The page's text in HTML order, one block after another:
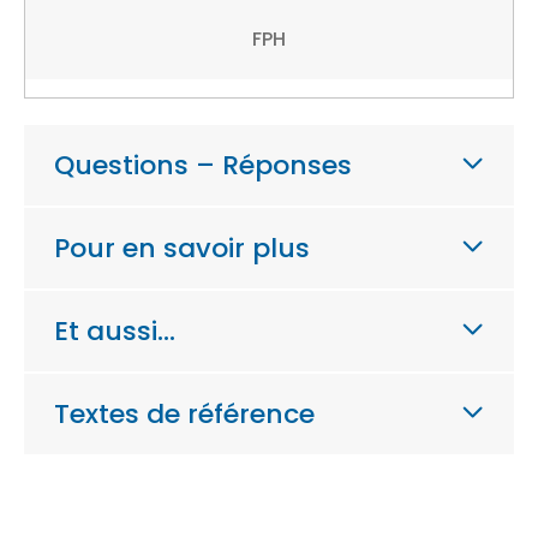
FPH
Questions – Réponses
Pour en savoir plus
Et aussi…
Textes de référence